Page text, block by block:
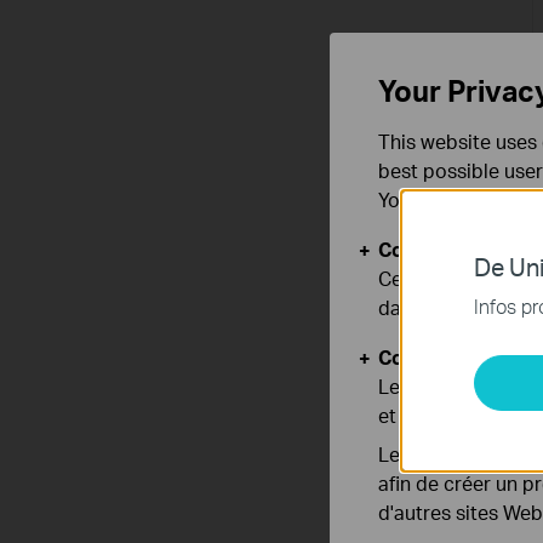
De
Infos
Your
This website
best possible
You can find
Cookies basiques
Ces cookies sont
dans vos
Cookies
Les cookies
et ajuster les
Les cookies
afin de créer un
d'autres sites